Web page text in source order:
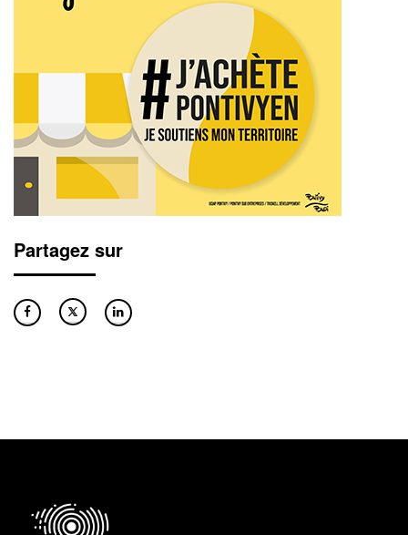
Partagez sur